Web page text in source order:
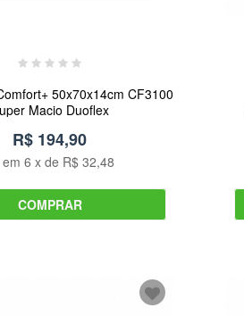
50x70x14cm CF3100
Macio Duoflex
R$ 194,90
6 x de R$ 32,48
COMPRAR